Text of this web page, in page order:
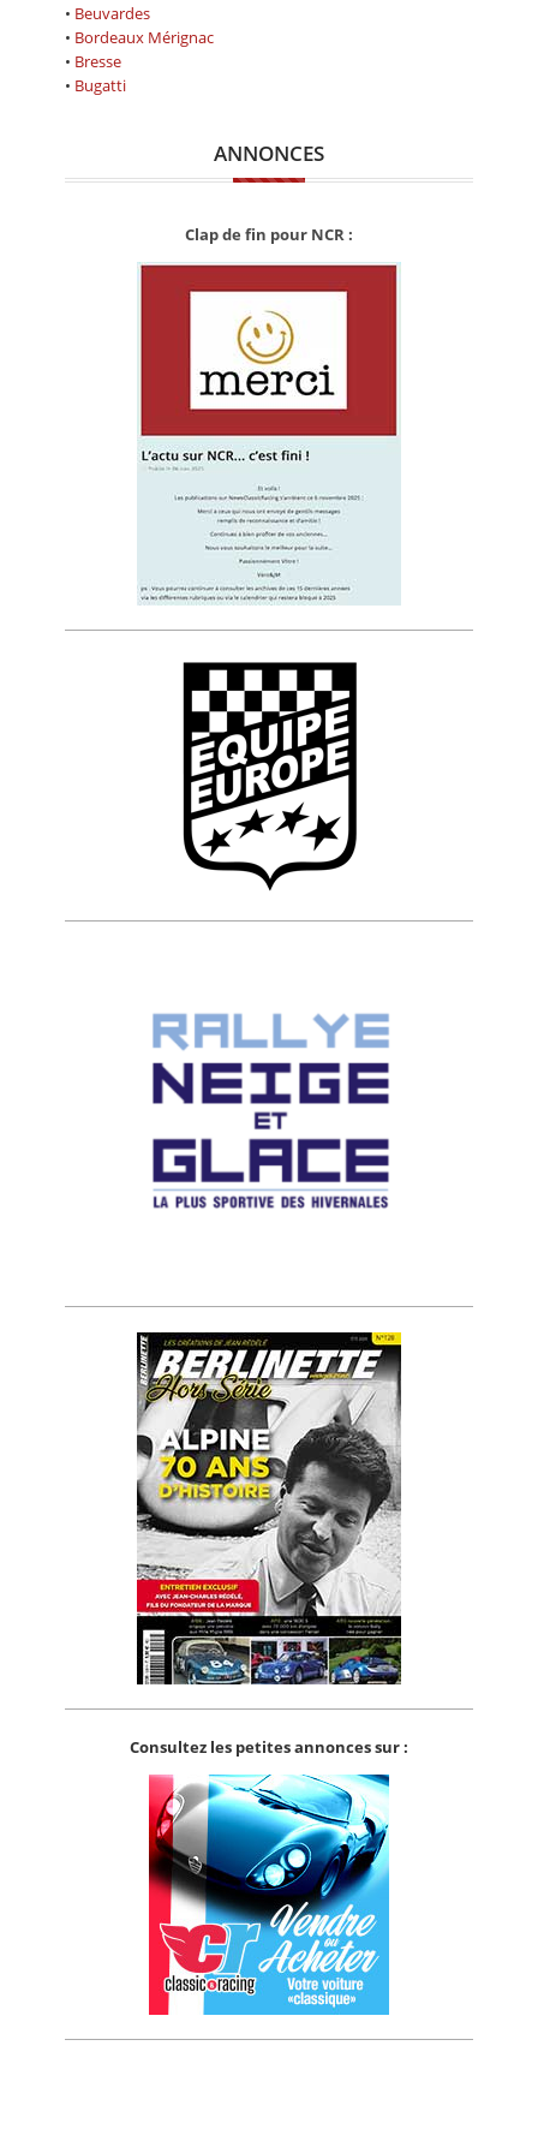
CALENDRIER
FOCUS
• Beuvardes
• Bordeaux Mérignac
• Bresse
• Bugatti
ANNONCES
Clap de fin pour NCR :
Consultez les petites annonces sur :